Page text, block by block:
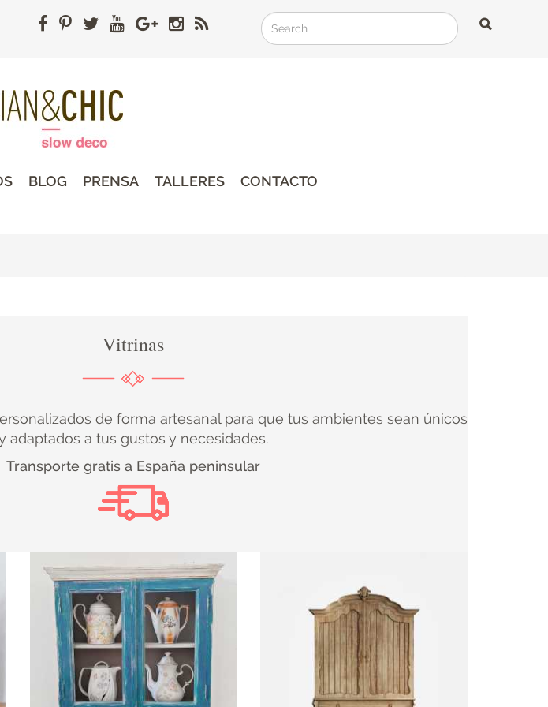
Search
Search
Search
BLOG PRENSA TALLERES CONTACTO
Vitrinas
de forma artesanal para que tus ambientes sean únicos
adaptados a tus gustos y necesidades.
Transporte gratis a España peninsular